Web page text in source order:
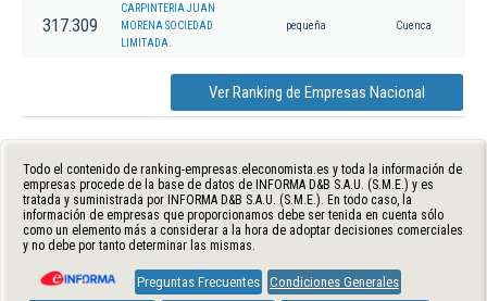
317.309
CARPINTERIA JUAN
MORENA SOCIEDAD
LIMITADA.
pequeña Cuenca
Ver Ranking de Empresas Nacional
Todo el contenido de ranking-empresas.eleconomista.es y toda la información de
empresas procede de la base de datos de INFORMA D&B S.A.U. (S.M.E.) y es
tratada y suministrada por INFORMA D&B S.A.U. (S.M.E.). En todo caso, la
información de empresas que proporcionamos debe ser tenida en cuenta sólo
como un elemento más a considerar a la hora de adoptar decisiones comerciales
y no debe por tanto determinar las mismas.
Preguntas Frecuentes Condiciones Generales